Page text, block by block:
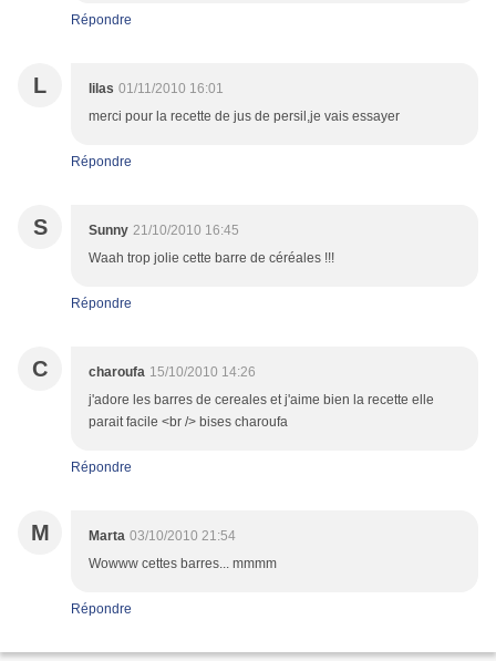
Répondre
L lilas 01/11/2010 16:01
merci pour la recette de jus de persil,je vais essayer
Répondre
S Sunny 21/10/2010 16:45
Waah trop jolie cette barre de céréales !!!
Répondre
C charoufa 15/10/2010 14:26
j'adore les barres de cereales et j'aime bien la recette elle
parait facile <br /> bises charoufa
Répondre
M Marta 03/10/2010 21:54
Wowww cettes barres... mmmm
Répondre